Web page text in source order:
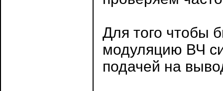
Для того чтобы
модуляцию ВЧ
подачей на